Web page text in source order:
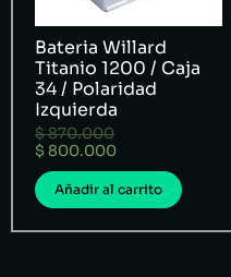
Bateria Willard
Titanio 1200 / Caja
34 / Polaridad
Izquierda
$870.000
$ 800.000
Añadir al carrito